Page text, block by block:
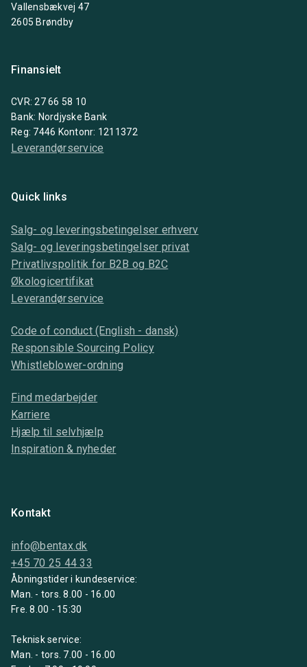
Vallensbækvej 47
2605 Brøndby
Finansielt
CVR: 27 66 58 10
Bank: Nordjyske Bank
Reg: 7446 Kontonr: 1211372
Leverandørservice
Quick links
Salg- og leveringsbetingelser erhverv
Salg- og leveringsbetingelser privat
Privatlivspolitik for B2B og B2C
Økologicertifikat
Leverandørservice
Code of conduct (English - dansk)
Responsible Sourcing Policy
Whistleblower-ordning
Find medarbejder
Karriere
Hjælp til selvhjælp
Inspiration & nyheder
Kontakt
info@bentax.dk
+45 70 25 44 33
Åbningstider i kundeservice:
Man. - tors. 8.00 - 16.00
Fre. 8.00 - 15:30
Teknisk service:
Man. - tors. 7.00 - 16.00